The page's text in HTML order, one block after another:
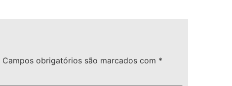
Campos obrigatórios são marcados com *